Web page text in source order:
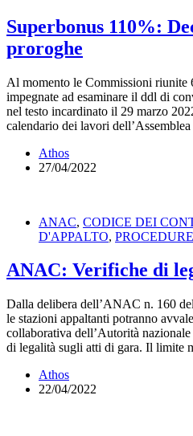
Superbonus 110%:
proroghe
Al momento le Commissioni riunite
impegnate ad esaminare il ddl di
nel testo incardinato il 29 marzo
calendario dei lavori
Athos
27/04/2022
ANAC, CODICE DEI
D'APPALTO,
ANAC: Verifiche di
Dalla delibera dell’ANAC n. 160
le stazioni appaltanti potranno
collaborativa dell’Autorità
di legalità sugli atti di gara. Il limite
Athos
22/04/2022